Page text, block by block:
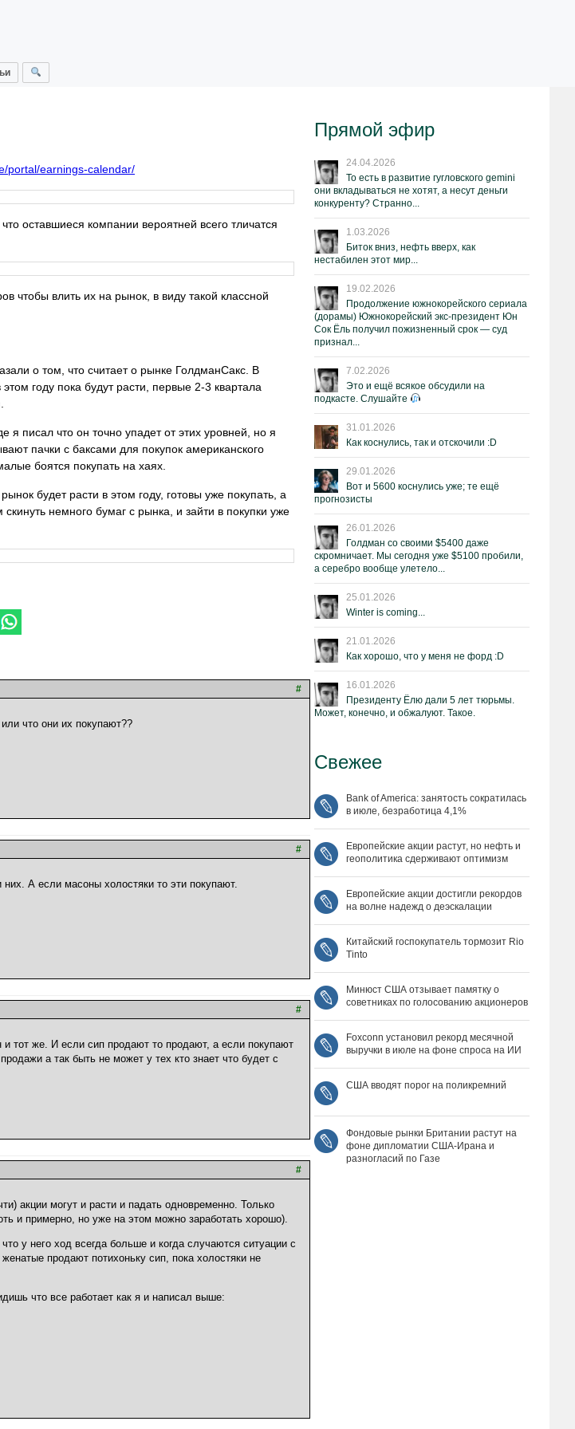
portal/earnings-calendar/
оставшиеся компании вероятней всего тличатся
чтобы влить их на рынок, в виду такой классной
о том, что считает о рынке ГолдманСакс. В
году пока будут расти, первые 2-3 квартала
писал что он точно упадет от этих уровней, но я
пачки с баксами для покупок американского
боятся покупать на хаях.
будет расти в этом году, готовы уже покупать, а
немного бумаг с рынка, и зайти в покупки уже
#
что они их покупают??
#
А если масоны холостяки то эти покупают.
#
тот же. И если сип продают то продают, а если покупают
а так быть не может у тех кто знает что будет с
#
акции могут и расти и падать одновременно. Только
и примерно, но уже на этом можно заработать хорошо).
у него ход всегда больше и когда случаются ситуации с
продают потихоньку сип, пока холостяки не
что все работает как я и написал выше:
Прямой эфир
24.04.2026
То есть в развитие гугловского gemini
они вкладываться не хотят, а несут деньги
конкуренту? Странно...
1.03.2026
Биток вниз, нефть вверх, как
нестабилен этот мир...
19.02.2026
Продолжение южнокорейского сериала
(дорамы) Южнокорейский экс-президент Юн
Сок Ёль получил пожизненный срок — суд
признал...
7.02.2026
Это и ещё всякое обсудили на
подкасте. Слушайте
31.01.2026
Как коснулись, так и отскочили :D
29.01.2026
Вот и 5600 коснулись уже; те ещё
прогнозисты
26.01.2026
Голдман со своими $5400 даже
скромничает. Мы сегодня уже $5100 пробили,
а серебро вообще улетело...
25.01.2026
Winter is coming...
21.01.2026
Как хорошо, что у меня не форд :D
16.01.2026
Президенту Ёлю дали 5 лет тюрьмы.
Может, конечно, и обжалуют. Такое.
Свежее
Bank of America: занятость сократилась
в июле, безработица 4,1%
Европейские акции растут, но нефть и
геополитика сдерживают оптимизм
Европейские акции достигли рекордов
на волне надежд о деэскалации
Китайский госпокупатель тормозит Rio
Tinto
Минюст США отзывает памятку о
советниках по голосованию акционеров
Foxconn установил рекорд месячной
выручки в июле на фоне спроса на ИИ
США вводят порог на поликремний
Фондовые рынки Британии растут на
фоне дипломатии США‑Ирана и
разногласий по Газе